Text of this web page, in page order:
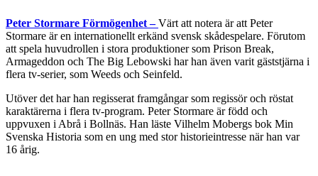
Peter Stormare Förmögenhet –Värt att notera är att Peter
Stormare är en internationellt erkänd svensk skådespelare. Förutom
att spela huvudrollen i stora produktioner som Prison Break,
Armageddon och The Big Lebowski har han även varit gäststjärna i
flera tv-serier, som Weeds och Seinfeld.
Utöver det har han regisserat framgångar som regissör och röstat
karaktärerna i flera tv-program. Peter Stormare är född och
uppvuxen i Abrå i Bollnäs. Han läste Vilhelm Mobergs bok Min
Svenska Historia som en ung med stor historieintresse när han var
16 årig.